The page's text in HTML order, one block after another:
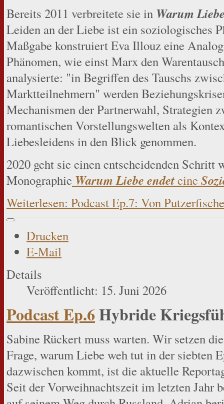
Bereits 2011 verbreitete sie in Warum
Leiden an der Liebe ist ein soziologisches
Maßgabe konstruiert Eva Illouz eine
Phänomen, wie einst Marx den
analysierte: "in Begriffen des Tauschs
Marktteilnehmern" werden
Mechanismen der Partnerwahl, Strategien
romantischen Vorstellungswelten als
Liebesleidens in den Blick genommen.
2020 geht sie einen entscheidenden Schritt
Monographie Warum Liebe endeteine
Weiterlesen: Podcast Ep.7: Von
Drucken
E-Mail
Details
Veröffentlicht: 15. Juni 2026
Podcast Ep.6Hybride
Sabine Rückert muss warten. Wir setzen
Frage, warum Liebe weh tut in der siebten
dazwischen kommt, ist die aktuelle
Seit der Vorweihnachtszeit im letzten Jahr